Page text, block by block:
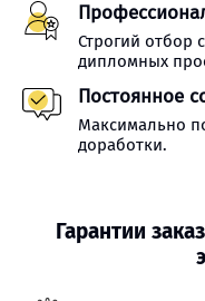
Строгий отбор
дипломных
Постоянное
Максимально
доработки.
Гарантии